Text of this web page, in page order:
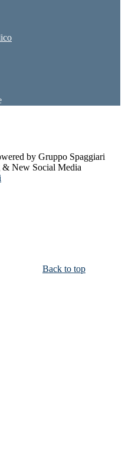
by Gruppo Spaggiari
& New Social Media
Back to top